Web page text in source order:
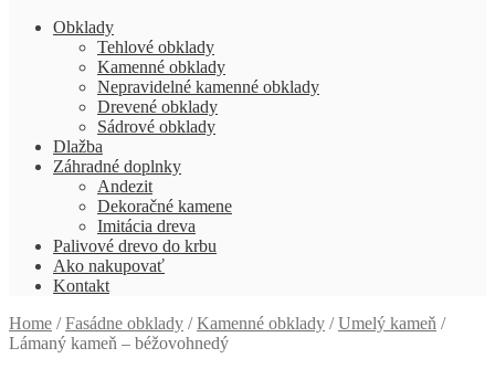
Obklady
Tehlové obklady
Kamenné obklady
Nepravidelné kamenné obklady
Drevené obklady
Sádrové obklady
Dlažba
Záhradné doplnky
Andezit
Dekoračné kamene
Imitácia dreva
Palivové drevo do krbu
Ako nakupovať
Kontakt
Home /Fasádne obklady /Kamenné obklady /Umelý kameň /
Lámaný kameň – béžovohnedý